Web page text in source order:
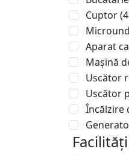
Cuptor
Aparat
Mașină
Uscător
Uscător
Încălzire